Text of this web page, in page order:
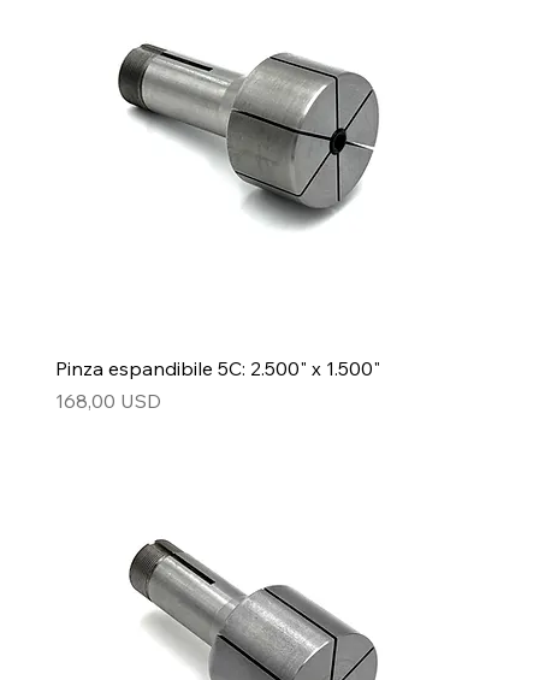
Pinza espandibile 5C: 2.500" x 1.500"
Prezzo
168,00 USD